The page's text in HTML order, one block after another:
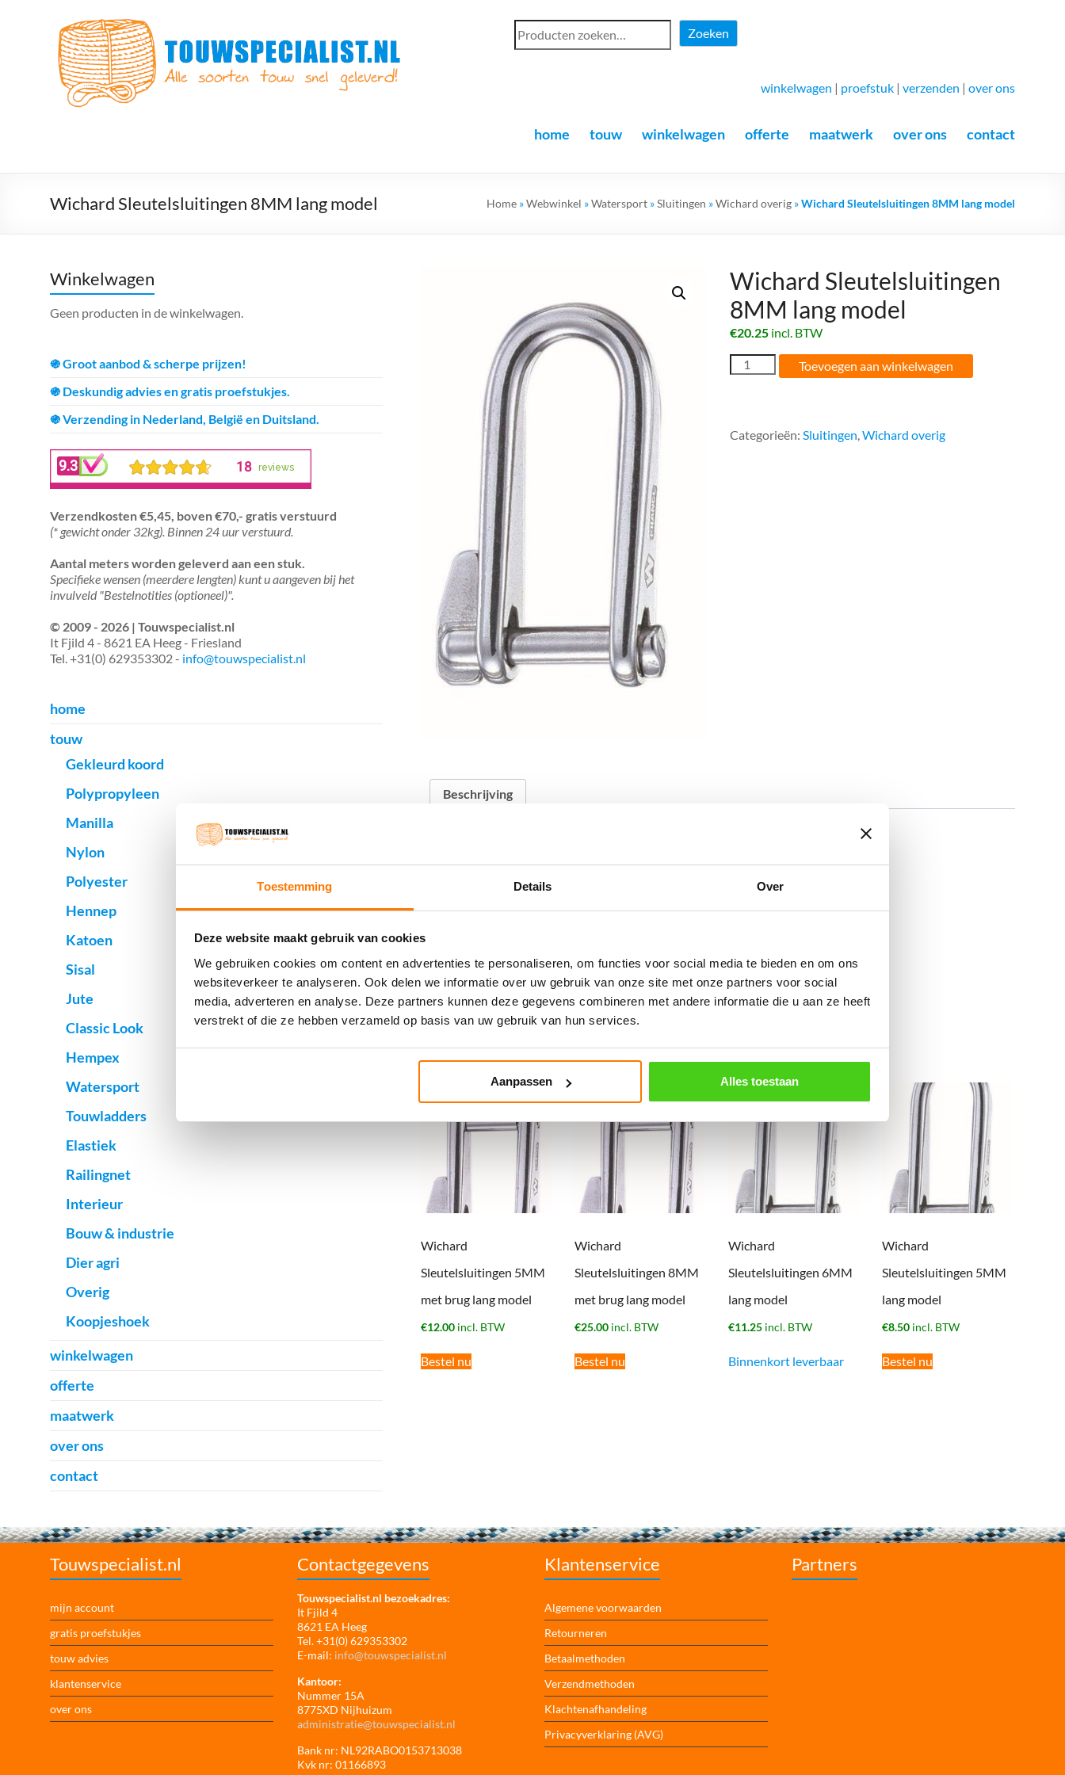
Toestemming Details Over
Deze website maakt gebruik van cookies
We gebruiken cookies om content en advertenties te personaliseren, om functies voor social media te bieden en om ons
websiteverkeer te analyseren. Ook delen we informatie over uw gebruik van onze site met onze partners voor social
media, adverteren en analyse. Deze partners kunnen deze gegevens combineren met andere informatie die u aan ze heeft
verstrekt of die ze hebben verzameld op basis van uw gebruik van hun services.
Aanpassen Alles toestaan
Touwspecialist.nl
Touwspecialist.nl,
het
adres
en
goed
Zoeken
winkelwagen | proefstuk | verzenden | over ons
home touw winkelwagen offerte maatwerk over ons contact
Wichard Sleutelsluitingen 8MM lang model Home »Webwinkel »Watersport »Sluitingen »Wichard overig »Wichard Sleutelsluitingen 8MM lang model
Wichard Sleutelsluitingen
8MM lang model
€20.25 incl. BTW
Wichard
Sleutelsluitingen
aantal
Toevoegen aan winkelwagen
Categorieën: Sluitingen,Wichard overig
Beschrijving
B.L. 2300 kg
Gewicht: 121 gram
Geen risico om de pin te verliezen
Gesmeed in 316L RVS
Gerelateerde producten
Wichard
Sleutelsluitingen 5MM
met brug lang model
€12.00 incl. BTW
Bestel nu
Wichard
Sleutelsluitingen 8MM
met brug lang model
€25.00 incl. BTW
Bestel nu
Wichard
Sleutelsluitingen 6MM
lang model
€11.25 incl. BTW
Binnenkort leverbaar
Wichard
Sleutelsluitingen 5MM
lang model
€8.50 incl. BTW
Bestel nu
Winkelwagen
Geen producten in de winkelwagen.
֍ Groot aanbod & scherpe prijzen!
֍ Deskundig advies en gratis proefstukjes.
֍ Verzending in Nederland, België en Duitsland.
Verzendkosten €5,45, boven €70,- gratis verstuurd
(* gewicht onder 32kg). Binnen 24 uur verstuurd.
Aantal meters worden geleverd aan een stuk.
Specifieke wensen (meerdere lengten) kunt u aangeven bij het
invulveld "Bestelnotities (optioneel)".
© 2009 - 2026 | Touwspecialist.nl
It Fjild 4 - 8621 EA Heeg - Friesland
Tel. +31(0) 629353302 - info@touwspecialist.nl
home
touw
Gekleurd koord
Polypropyleen
Manilla
Nylon
Polyester
Hennep
Katoen
Sisal
Jute
Classic Look
Hempex
Watersport
Touwladders
Elastiek
Railingnet
Interieur
Bouw & industrie
Dier agri
Overig
Koopjeshoek
winkelwagen
offerte
maatwerk
over ons
contact
Touwspecialist.nl
mijn account
gratis proefstukjes
touw advies
klantenservice
over ons
Contactgegevens
Touwspecialist.nl bezoekadres:
It Fjild 4
8621 EA Heeg
Tel. +31(0) 629353302
E-mail: info@touwspecialist.nl
Kantoor:
Nummer 15A
8775XD Nijhuizum
administratie@touwspecialist.nl
Bank nr: NL92RABO0153713038
Kvk nr: 01166893
Klantenservice
Algemene voorwaarden
Retourneren
Betaalmethoden
Verzendmethoden
Klachtenafhandeling
Privacyverklaring (AVG)
Partners